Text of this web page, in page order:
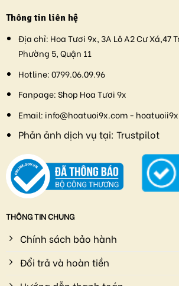
Thông tin liên hệ
Địa chỉ: Hoa Tươi 9x, 3A Lô A2 Cư Xá,47
Phường 5, Quận 11
Hotline:0799.06.09.96
Fanpage:Shop Hoa Tươi 9x
Email: info@hoatuoi9x.com -
Phản ảnh dịch vụ tại: Trustpilot
THÔNG TIN CHUNG
Chính sách bảo hành
Đổi trả và hoàn tiền